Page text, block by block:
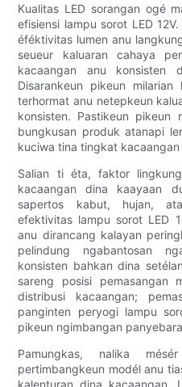
Kualitas LED sorangan ogé
efisiensi lampu sorot LED
éféktivitas lumen anu
seueur kaluaran cahaya
kacaangan anu konsisten
Disarankeun pikeun
terhormat anu netepkeun
konsisten. Pastikeun pikeun
bungkusan produk atanapi
kuciwa tina tingkat
Salian ti éta, faktor
kacaangan dina kaayaan
sapertos kabut, hujan,
efektivitas lampu sorot LED
anu dirancang kalayan
pelindung ngabantosan
konsisten bahkan dina
sareng posisi pemasangan
distribusi kacaangan;
panginten peryogi lampu
pikeun ngimbangan
Pamungkas, nalika
pertimbangkeun modél anu
kalenturan dina kacaangan.